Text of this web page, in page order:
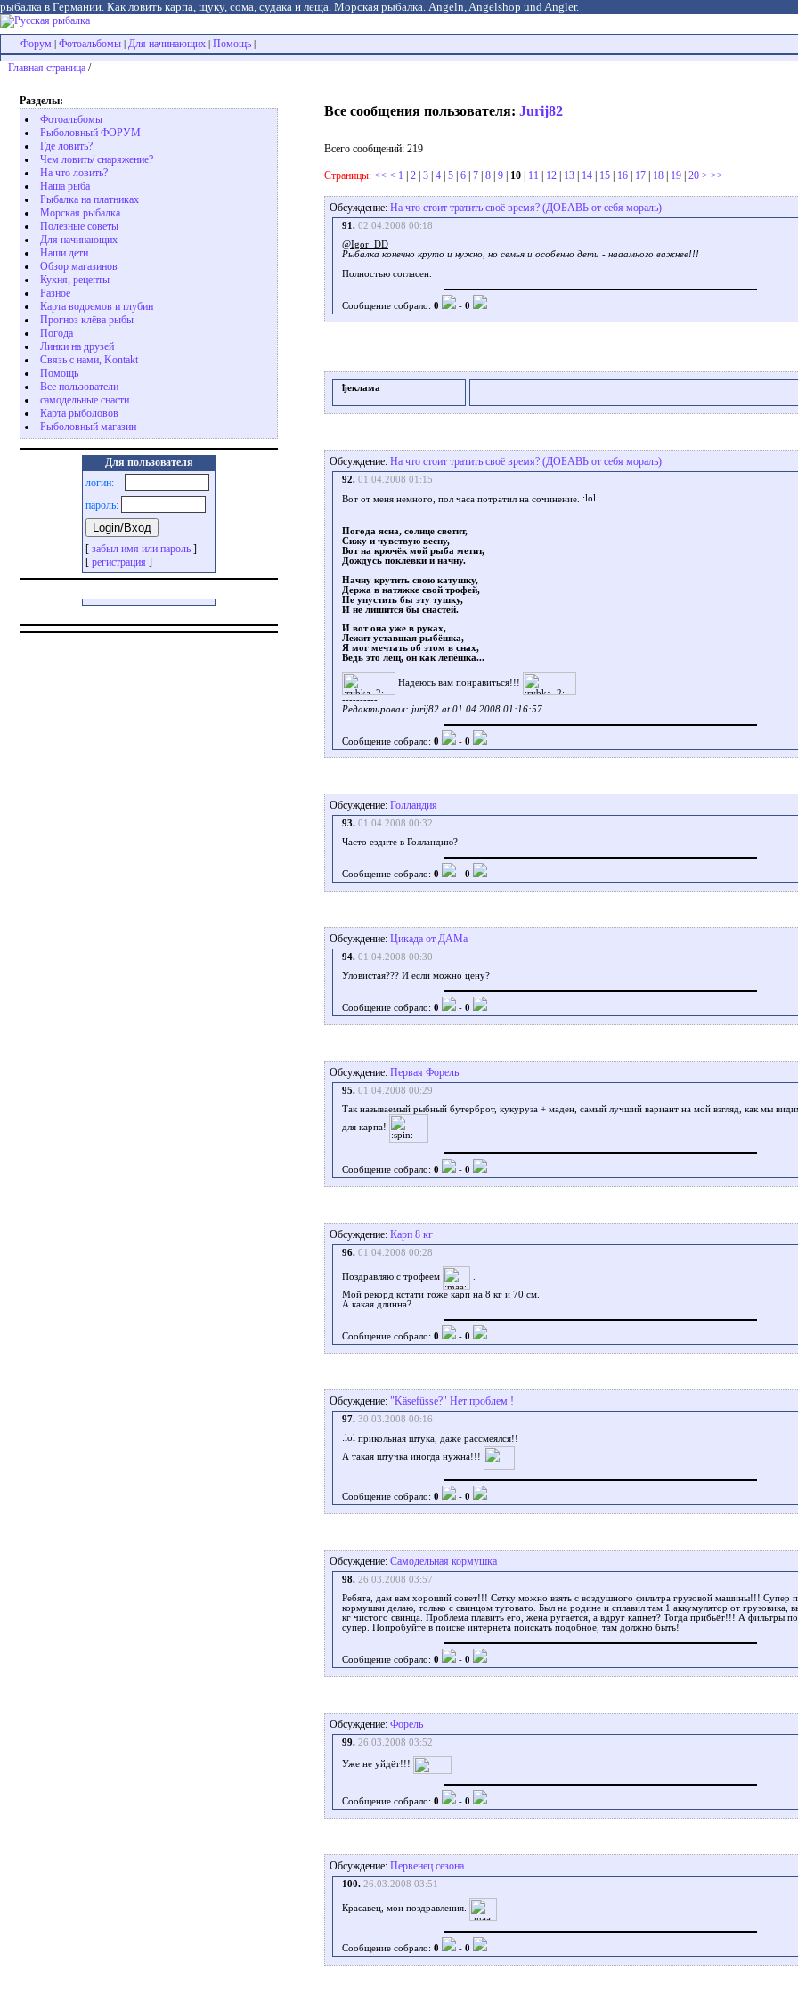
рыбалка в Германии. Как ловить карпа, щуку, сома, судака и леща. Морская рыбалка. Angeln, Angelshop und Angler.
Форум
Фотоальбомы Для начинающих Помощь
Главная страница /
Разделы:
Фотоальбомы
Рыболовный ФОРУМ
Где ловить?
Чем ловить/ снаряжение?
На что ловить?
Наша рыба
Рыбалка на платниках
Морская рыбалка
Полезные советы
Для начинающих
Наши дети
Обзор магазинов
Кухня, рецепты
Разное
Карта водоемов и глубин
Прогноз клёва рыбы
Погода
Линки на друзей
Связь с нами, Kontakt
Помощь
Все пользователи
самодельные снасти
Карта рыболовов
Рыболовный магазин
Для пользователя
логин:
пароль:
[ забыл имя или пароль ]
[ регистрация ]
Все сообщения пользователя: Jurij82
Всего сообщений: 219
Страницы: << < 1 | 2 | 3 | 4 | 5 | 6 | 7 | 8 | 9 | 10 | 11 | 12 | 13 | 14 | 15 | 16 | 17 | 18 | 19 | 20 > >>
Обсуждение: На что стоит тратить своё время? (ДОБАВЬ от себя мораль)
91. 02.04.2008 00:18
@Igor_DD
Рыбалка конечно круто и нужно, но семья и особенно дети - нааамного важнее!!!
Полностью согласен.
Сообщение собрало: 0 - 0
ђеклама
Обсуждение: На что стоит тратить своё время? (ДОБАВЬ от себя мораль)
92. 01.04.2008 01:15
Вот от меня немного, пол часа потратил на сочинение.
Погода ясна, солнце светит,
Сижу и чувствую весну,
Вот на крючёк мой рыба метит,
Дождусь поклёвки и начну.
Начну крутить свою катушку,
Держа в натяжке свой трофей,
Не упустить бы эту тушку,
И не лишится бы снастей.
И вот она уже в руках,
Лежит уставшая рыбёшка,
Я мог мечтать об этом в снах,
Ведь это лещ, он как лепёшка...
Надеюсь вам понравиться!!!
----------
Редактировал: jurij82 at 01.04.2008 01:16:57
Сообщение собрало: 0 - 0
Обсуждение: Голландия
93. 01.04.2008 00:32
Часто ездите в Голландию?
Сообщение собрало: 0 - 0
Обсуждение: Цикада от ДАМа
94. 01.04.2008 00:30
Уловистая??? И если можно цену?
Сообщение собрало: 0 - 0
Обсуждение: Первая Форель
95. 01.04.2008 00:29
Так называемый рыбный бутерброт, кукуруза + маден, самый лучший вариант на мой взгляд, как мы
для карпа!
Сообщение собрало: 0 - 0
Обсуждение: Карп 8 кг
96. 01.04.2008 00:28
Поздравляю с трофеем
.
Мой рекорд кстати тоже карп на 8 кг и 70 см.
А какая длинна?
Сообщение собрало: 0 - 0
Обсуждение: "Käsefüsse?" Нет проблем !
97. 30.03.2008 00:16
прикольная штука, даже рассмеялся!!
А такая штучка иногда нужна!!!
Сообщение собрало: 0 - 0
Обсуждение: Самодельная кормушка
98. 26.03.2008 03:57
Ребята, дам вам хороший совет!!! Сетку можно взять с воздушного фильтра грузовой машины!!! Супер
кормушки делаю, только с свинцом туговато. Был на родине и сплавил там 1 аккумулятор от грузовика,
кг чистого свинца. Проблема плавить его, жена ругается, а вдруг капнет? Тогда прибьёт!!! А фильтры
супер. Попробуйте в поиске интернета поискать подобное, там должно быть!
Сообщение собрало: 0 - 0
Обсуждение: Форель
99. 26.03.2008 03:52
Уже не уйдёт!!!
Сообщение собрало: 0 - 0
Обсуждение: Первенец сезона
100. 26.03.2008 03:51
Красавец, мои поздравления.
Сообщение собрало: 0 - 0